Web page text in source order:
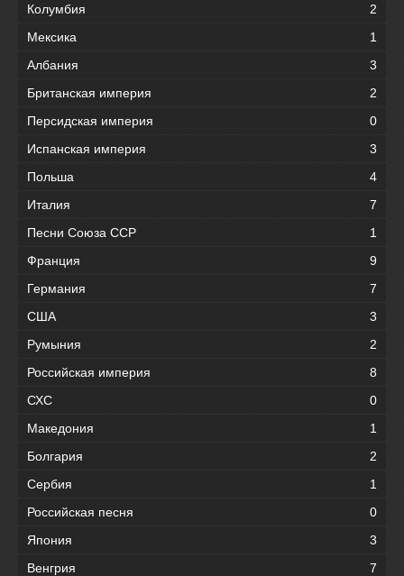
Колумбия
2
Мексика
1
Албания
3
Британская империя
2
Персидская империя
0
Испанская империя
3
Польша
4
Италия
7
Песни Союза ССР
1
Франция
9
Германия
7
США
3
Румыния
2
Российская империя
8
СХС
0
Македония
1
Болгария
2
Сербия
1
Российская песня
0
Япония
3
Венгрия
7